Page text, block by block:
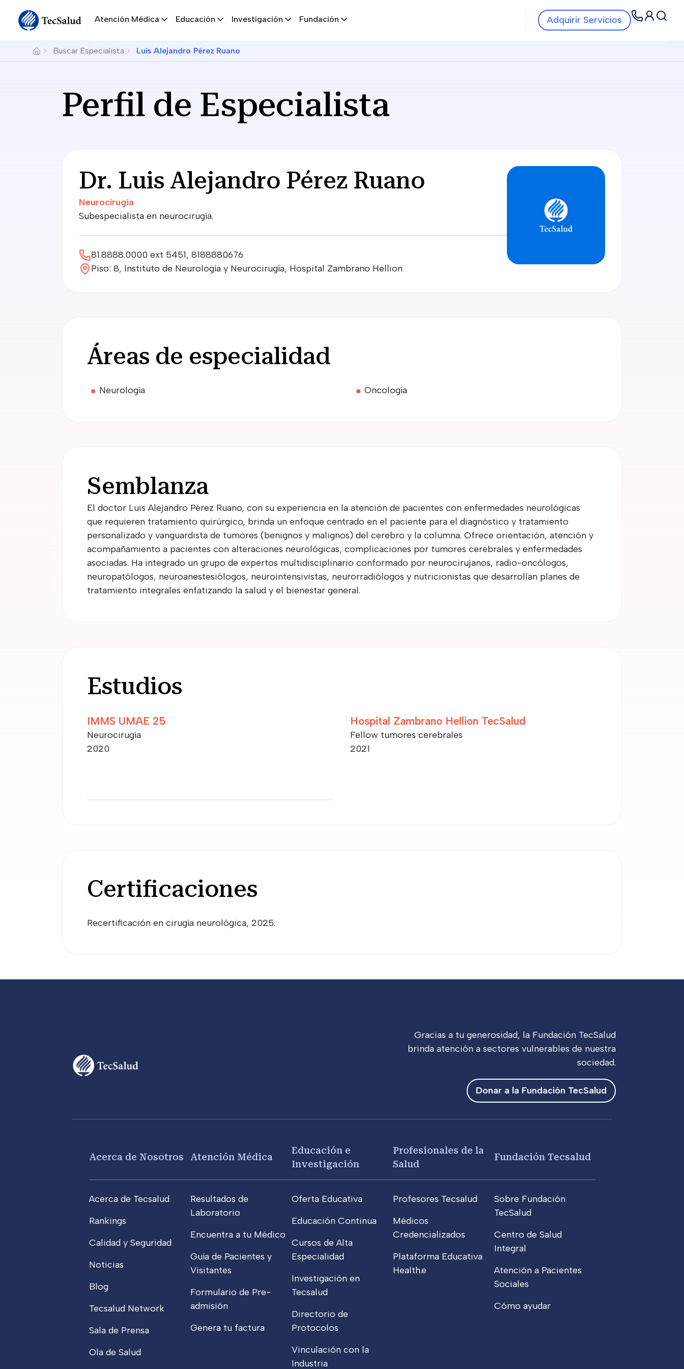
Atención Médica Educación Investigación Fundación
Navbar Servicios
Adquirir Servicios
Navbar
BreadcrumbBuscar Especialista Luis Alejandro Pérez Ruano
Perfil de Especialista
Dr. Luis Alejandro Pérez Ruano
Neurocirugía
Subespecialista en neurocirugía.
81.8888.0000 ext 5451, 8188880676
Piso: 8, Instituto de Neurología y Neurocirugía, Hospital Zambrano Hellion
Áreas de especialidad
Neurología Oncología
Semblanza
El doctor Luis Alejandro Pérez Ruano, con su experiencia en la atención de pacientes con enfermedades neurológicas
que requieren tratamiento quirúrgico, brinda un enfoque centrado en el paciente para el diagnóstico y tratamiento
personalizado y vanguardista de tumores (benignos y malignos) del cerebro y la columna. Ofrece orientación, atención y
acompañamiento a pacientes con alteraciones neurológicas, complicaciones por tumores cerebrales y enfermedades
asociadas. Ha integrado un grupo de expertos multidisciplinario conformado por neurocirujanos, radio-oncólogos,
neuropatólogos, neuroanestesiólogos, neurointensivistas, neurorradiólogos y nutricionistas que desarrollan planes de
tratamiento integrales enfatizando la salud y el bienestar general.
Estudios
IMMS UMAE 25
Neurocirugía
2020
Hospital Zambrano Hellion TecSalud
Fellow tumores cerebrales
2021
Certificaciones
Recertificación en cirugía neurológica, 2025.
Gracias a tu generosidad, la Fundación TecSalud
brinda atención a sectores vulnerables de nuestra
sociedad.
Donar a la Fundación TecSalud
Acerca de Nosotros
Acerca de Tecsalud
Rankings
Calidad y Seguridad
Noticias
Blog
Tecsalud Network
Sala de Prensa
Ola de Salud
Atención Médica
Resultados de
Laboratorio
Encuentra a tu Médico
Guía de Pacientes y
Visitantes
Formulario de Pre-
admisión
Genera tu factura
Educación e
Investigación
Oferta Educativa
Educación Continua
Cursos de Alta
Especialidad
Investigación en
Tecsalud
Directorio de
Protocolos
Vinculación con la
Industria
Profesionales de la
Salud
Profesores Tecsalud
Médicos
Credencializados
Plataforma Educativa
Health.e
Fundación Tecsalud
Sobre Fundación
TecSalud
Centro de Salud
Integral
Atención a Pacientes
Sociales
Cómo ayudar